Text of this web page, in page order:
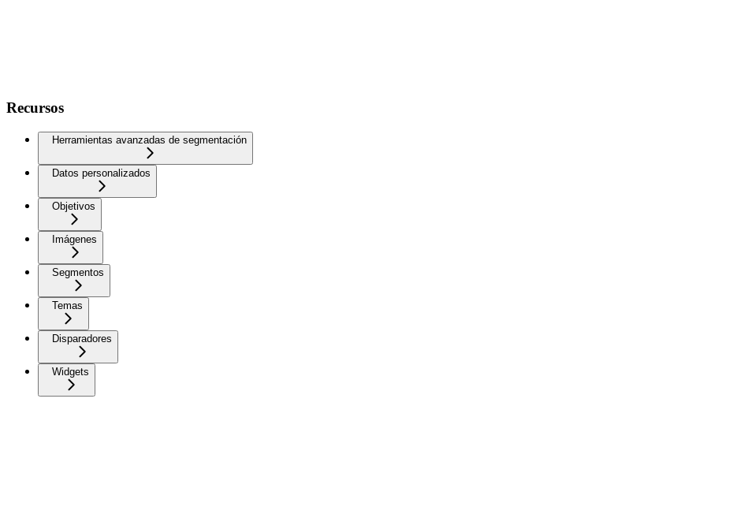
Recursos
Herramientas avanzadas de segmentación
Datos personalizados
Objetivos
Imágenes
Segmentos
Temas
Disparadores
Widgets